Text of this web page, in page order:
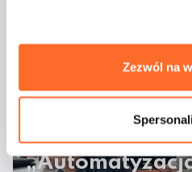
Zezwól na